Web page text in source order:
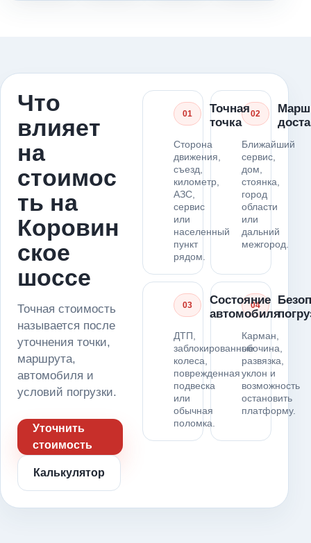
Что
влияет
на
стоимос
ть на
Коровин
ское
шоссе
Точная стоимость
называется после
уточнения точки,
маршрута,
автомобиля и
условий погрузки.
Уточнить
стоимость
Калькулятор
01
Точная
точка
Сторона
движения,
съезд,
километр,
АЗС,
сервис
или
населенный
пункт
рядом.
02
Ближайший
сервис,
дом,
стоянка,
город
области
или
дальний
межгород.
03
Состояние
автомобиля
ДТП,
заблокированные
колеса,
поврежденная
подвеска
или
обычная
поломка.
04
Карман,
обочина,
развязка,
уклон и
возможность
остановить
платформу.